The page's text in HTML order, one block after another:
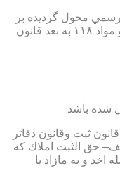
محول گرديده بر
اساس ماده ۵۰ قانون دفاتر اسناد رسمي و مواد ۱۱۸ به بعد قانون
ثبت وقانون دفاتر
حق الثبت املاك كه
اخذ و به مازاد يا